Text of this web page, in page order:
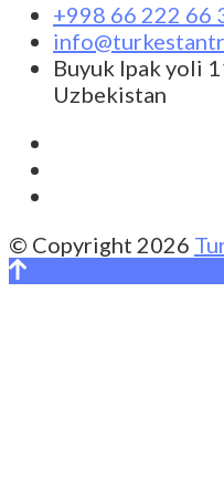
+998 66 222 66
Buyuk Ipak yoli
Uzbekistan
© Copyright 2026